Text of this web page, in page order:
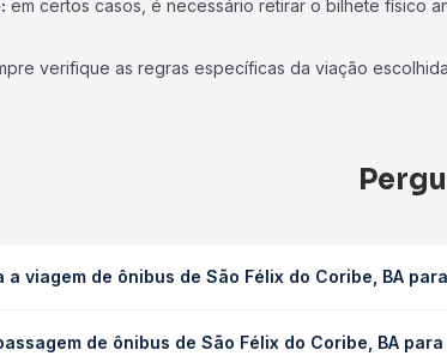
em certos casos, é necessário retirar o bilhete físico
verifique as regras específicas da viação
a viagem de ônibus de São Félix do Coribe, BA
ou leito) e as condições de tráfego. Na Quero
de ônibus de São Félix do Coribe, BA